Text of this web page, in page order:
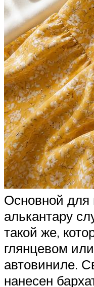
Основной для
алькантару
такой же,
глянцевом
автовиниле.
нанесен